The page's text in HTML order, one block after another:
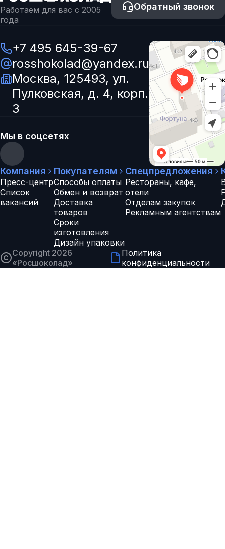
Работаем для вас с 2005
года
Обратный звонок
+7 495 645-39-67
rosshokolad@yandex.ru
Москва, 125493, ул.
Пулковская, д. 4, корп.
3
Мы в соцсетях
Компания
Пресс-центр
Список
вакансий
Покупателям
Способы оплаты
Обмен и возврат
Доставка
товаров
Сроки
изготовления
Дизайн упаковки
Спецпредложения
Рестораны, кафе,
отели
Отделам закупок
Рекламным агентствам
Copyright 2026
«Росшоколад»
Политика
конфиденциальности